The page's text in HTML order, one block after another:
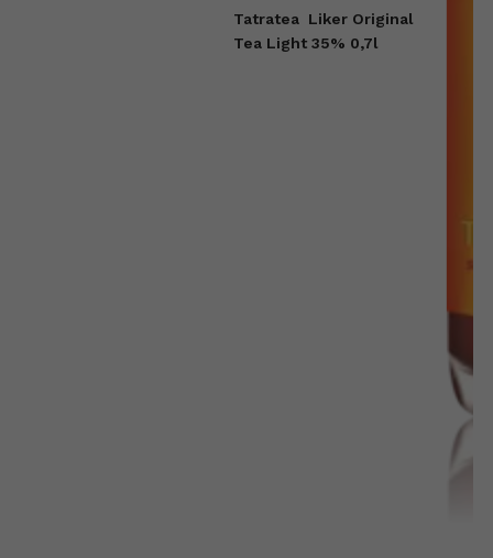
Tatratea Liker Original
Tea Light 35% 0,7l